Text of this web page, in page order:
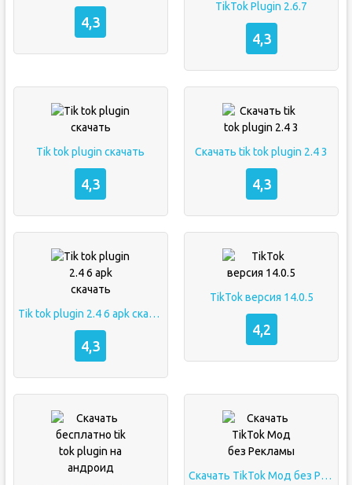
4,3
TikTok Plugin 2.6.7
4,3
Tik tok plugin скачать
4,3
Скачать tik tok plugin 2.4 3
4,3
Tik tok plugin 2.4 6 apk скачать
4,3
TikTok версия 14.0.5
4,2
Скачать TikTok Мод без Рекламы